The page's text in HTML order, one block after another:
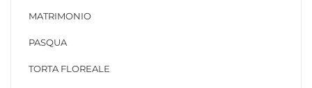
MATRIMONIO
PASQUA
TORTA FLOREALE